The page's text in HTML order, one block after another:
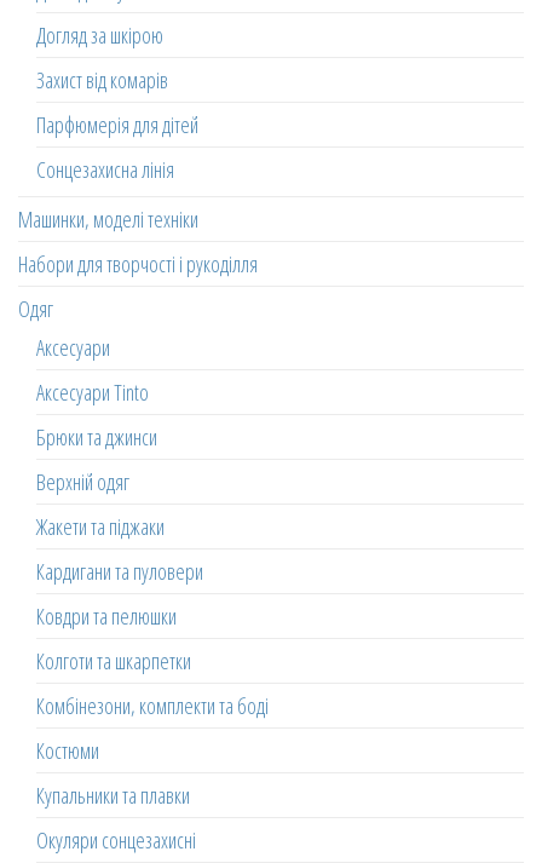
Догляд за шкірою
Захист від комарів
Парфюмерія для дітей
Сонцезахисна лінія
Машинки, моделі техніки
Набори для творчості і рукоділля
Одяг
Аксесуари
Аксесуари Tinto
Брюки та джинси
Верхній одяг
Жакети та піджаки
Кардигани та пуловери
Ковдри та пелюшки
Колготи та шкарпетки
Комбінезони, комплекти та боді
Костюми
Купальники та плавки
Окуляри сонцезахисні